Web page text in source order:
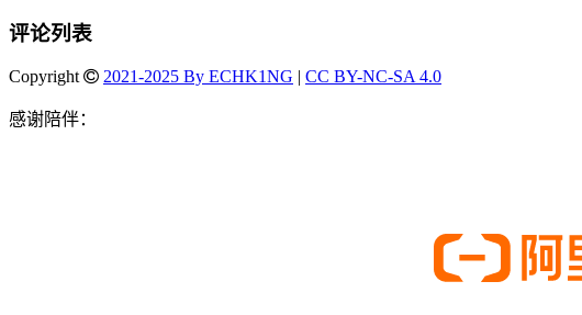
评论列表
Copyright 2021-2025 By ECHK1NG | CC BY-NC-SA 4.0
感谢陪伴：